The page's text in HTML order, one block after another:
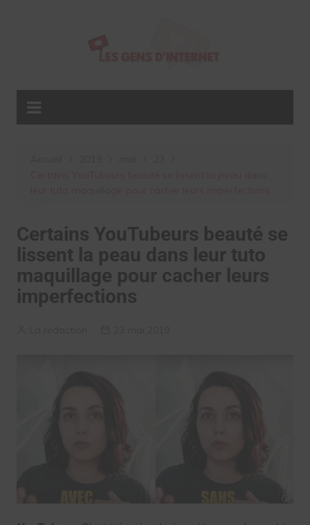
Certains YouTubeurs beauté se
lissent la peau dans leur tuto
maquillage pour cacher leurs
imperfections